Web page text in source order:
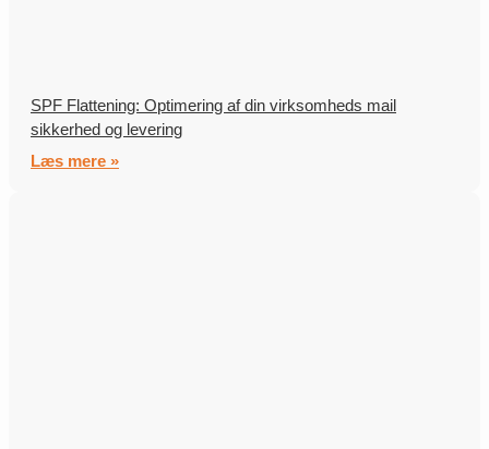
SPF Flattening: Optimering af din virksomheds mail
sikkerhed og levering
Læs mere »